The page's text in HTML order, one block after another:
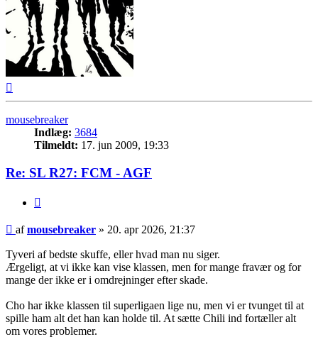
mousebreaker
Indlæg: 3684
Tilmeldt: 17. jun 2009, 19:33
Re: SL R27: FCM - AGF
Indlæg
afmousebreaker » 20. apr 2026, 21:37
Tyveri af bedste skuffe, eller hvad man nu siger.
Ærgeligt, at vi ikke kan vise klassen, men for mange fravær og for
mange der ikke er i omdrejninger efter skade.
Cho har ikke klassen til superligaen lige nu, men vi er tvunget til at
spille ham alt det han kan holde til. At sætte Chili ind fortæller alt
om vores problemer.